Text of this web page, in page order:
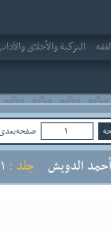
التزكية والأخلاق
الدويش جلد :